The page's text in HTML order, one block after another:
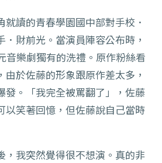
讀的青春學園國中部對手校．
．財前光。當演員陣容公布時，
音樂劇獨有的洗禮。原作粉絲看
由於佐藤的形象跟原作差太多，
發。「我完全被罵翻了」，佐藤
以笑著回憶，但佐藤說自己當時
，我突然覺得很不想演。真的非